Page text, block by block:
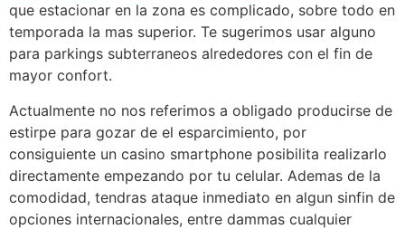
que estacionar en la zona es complicado, sobre todo en
temporada la mas superior. Te sugerimos usar alguno
para parkings subterraneos alrededores con el fin de
mayor confort.
Actualmente no nos referimos a obligado producirse de
estirpe para gozar de el esparcimiento, por
consiguiente un casino smartphone posibilita realizarlo
directamente empezando por tu celular. Ademas de la
comodidad, tendras ataque inmediato en algun sinfin de
opciones internacionales, entre dammas cualquier